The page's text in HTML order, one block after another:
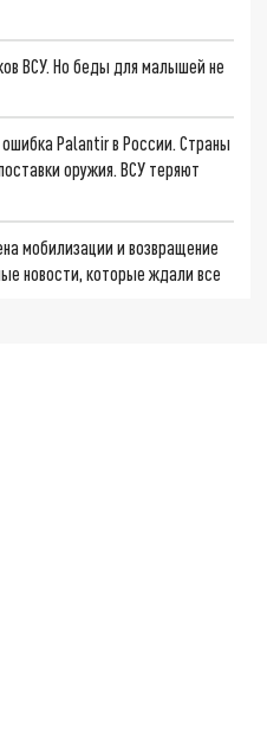
ВСУ. Но беды для малышей не
Palantir в России. Страны
оружия. ВСУ теряют
мобилизации и возвращение
новости, которые ждали все